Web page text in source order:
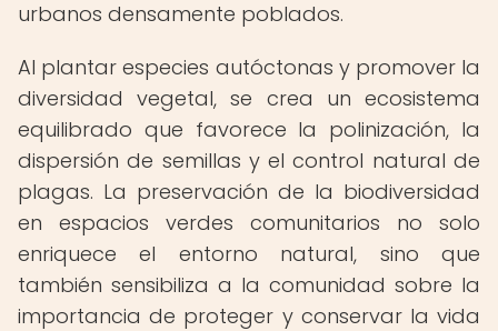
urbanos densamente poblados.
Al plantar especies autóctonas y promover la
diversidad vegetal, se crea un ecosistema
equilibrado que favorece la polinización, la
dispersión de semillas y el control natural de
plagas. La preservación de la biodiversidad
en espacios verdes comunitarios no solo
enriquece el entorno natural, sino que
también sensibiliza a la comunidad sobre la
importancia de proteger y conservar la vida